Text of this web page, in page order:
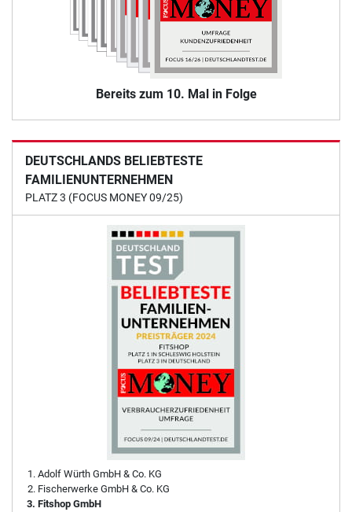
Bereits zum 10. Mal in Folge
DEUTSCHLANDS BELIEBTESTE
FAMILIENUNTERNEHMEN
PLATZ 3 (FOCUS MONEY 09/25)
Adolf Würth GmbH & Co. KG
Fischerwerke GmbH & Co. KG
Fitshop GmbH